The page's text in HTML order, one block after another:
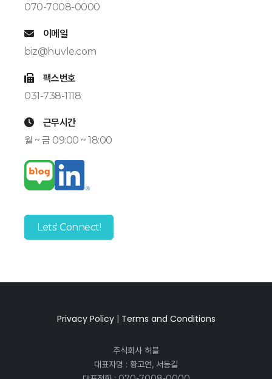
070-7008-0000
이메일
biz@huvle.com
팩스번호
031-738-1118
근무시간
월 ~ 금 09:00 ~ 18:00
Lets' Connect!
Privacy Policy | Terms and Conditions
주식회사 허블
대표자명 : 황고연, 서동길